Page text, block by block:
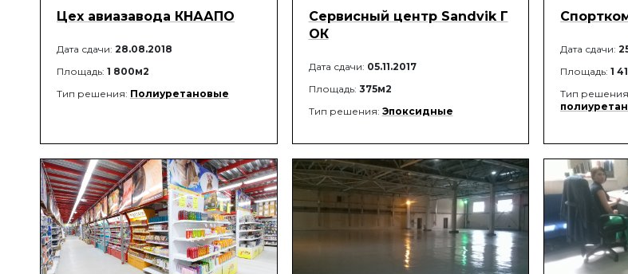
Цех авиазавода КНААПО
Дата сдачи: 28.08.2018
Площадь: 1 800м2
Тип решения: Полиуретановые
Сервисный центр Sandvik Г
ОК
Дата сдачи: 05.11.2017
Площадь: 375м2
Тип решения: Эпоксидные
Дата сдачи:
Площадь: 1
Тип